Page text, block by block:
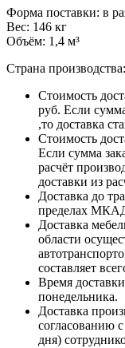
Форма поставки: в
Вес: 146 кг
Объём: 1,4 м³
Страна
Стоимость
руб. Если
,то доставка
Стоимость
Если сумма
расчёт
доставки из
Доставка до
пределах
Доставка
области
составляет
Время
понедельника.
Доставка
согласованию
дня)